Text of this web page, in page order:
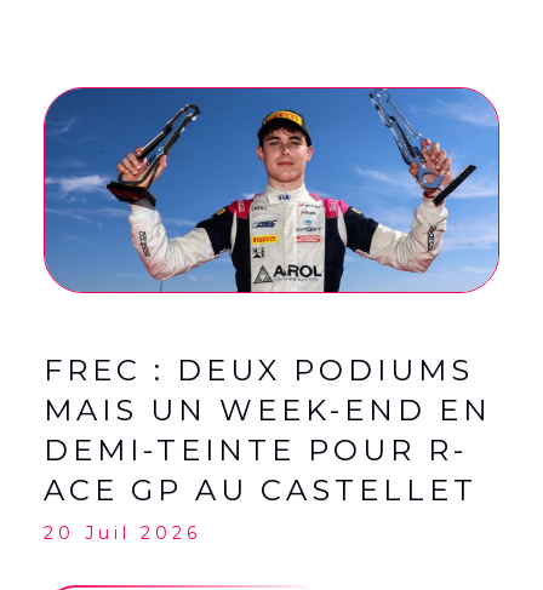
FREC : DEUX PODIUMS
MAIS UN WEEK-END EN
DEMI-TEINTE POUR R-
ACE GP AU CASTELLET
20 Juil 2026